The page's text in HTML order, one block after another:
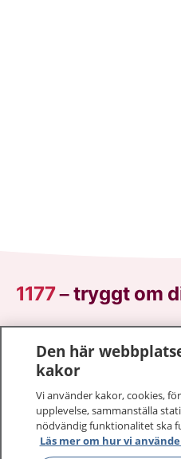
1177–tryggt om
På 1177.se får du råd om
sjukdomar och vilka
Logga in för att läsa din
vårdärenden. Ring
sjukvårdsrådgivning
1177 ger dig råd när du
Den här
kakor
Vi använder kakor, cookies,
upplevelse, sammanställa
nödvändig funktionalitet ska
Läs mer om hur vi